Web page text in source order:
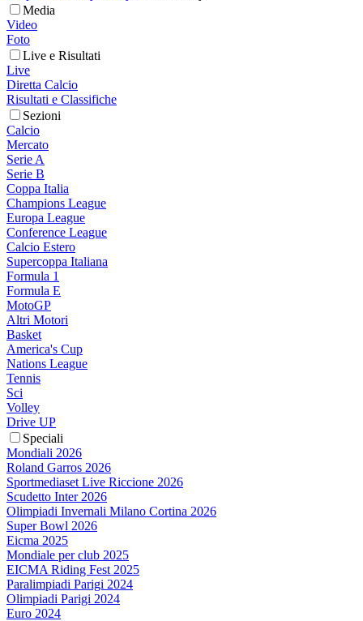
Media
Video
Foto
Live e Risultati
Live
Diretta Calcio
Risultati e Classifiche
Sezioni
Calcio
Mercato
Serie A
Serie B
Coppa Italia
Champions League
Europa League
Conference League
Calcio Estero
Supercoppa Italiana
Formula 1
Formula E
MotoGP
Altri Motori
Basket
America's Cup
Nations League
Tennis
Sci
Volley
Drive UP
Speciali
Mondiali 2026
Roland Garros 2026
Sportmediaset Live Riccione 2026
Scudetto Inter 2026
Olimpiadi Invernali Milano Cortina 2026
Super Bowl 2026
Eicma 2025
Mondiale per club 2025
EICMA Riding Fest 2025
Paralimpiadi Parigi 2024
Olimpiadi Parigi 2024
Euro 2024